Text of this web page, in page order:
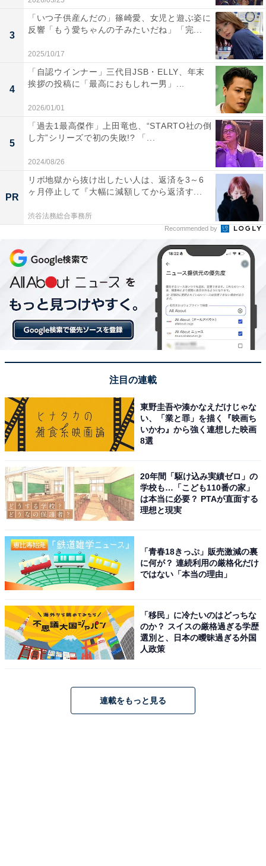
3
「いつ子供産んだの」篠崎愛、女児と遊ぶ姿に
反響「もう愛ちゃんの子みたいだね」「完...
2025/10/17
4
「自認ウインナー」三代目JSB・ELLY、年末
挨拶の投稿に「最高におもしれー男」...
2026/01/01
5
「過去1最高傑作」上田竜也、“STARTO社の倒
し方”シリーズで初の失敗!? 「...
2024/08/26
PR
リボ地獄から抜け出したい人は、返済を3～6
ヶ月停止して『大幅に減額してから返済す...
渋谷法務総合事務所
Recommended by
注目の連載
東野圭吾や湊かなえだけじゃな
い、「業と罪」を描く『映画ち
いかわ』から強く連想した映画
8選
20年間「駆け込み実績ゼロ」の
学校も…「こども110番の家」
は本当に必要？ PTAが直面する
理想と現実
「青春18きっぷ」販売激減の裏
に何が？ 連続利用の厳格化だけ
ではない「本当の理由」
「移民」に冷たいのはどっちな
のか？ スイスの厳格過ぎる学歴
選別と、日本の曖昧過ぎる外国
人政策
連載をもっと見る